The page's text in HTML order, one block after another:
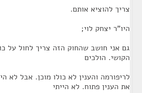
צריך להוציא אותם.
היו"ר יצחק לוי;
גם אני חושב שהחוק הזה צריך לחול על
הקושי. הולכים
לריפורמה והענין לא כולו מוכן. אבל לא
את הענין פתוח. לא הייתי